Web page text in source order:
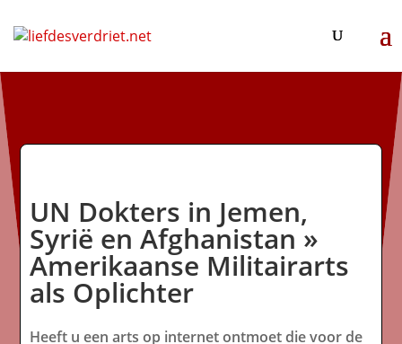
UN Dokters in Jemen,
Syrië en Afghanistan »
Amerikaanse Militairarts
als Oplichter
Heeft u een arts op internet ontmoet die voor de